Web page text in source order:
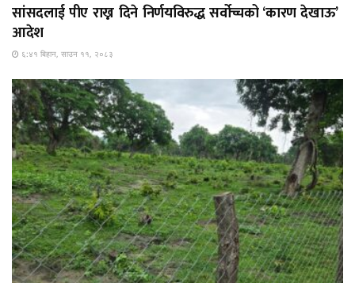
सांसदलाई पीए राख्न दिने निर्णयविरुद्ध सर्वोच्चको ‘कारण देखाऊ’
आदेश
६:४१ बिहान, साउन ११, २०८३